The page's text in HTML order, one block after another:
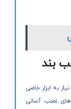
بند
به ابزار خاصی
نصب آسانی